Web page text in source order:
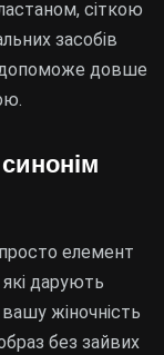
сіткою
засобів
допоможе довше
елемент
які дарують
жіночність
без зайвих